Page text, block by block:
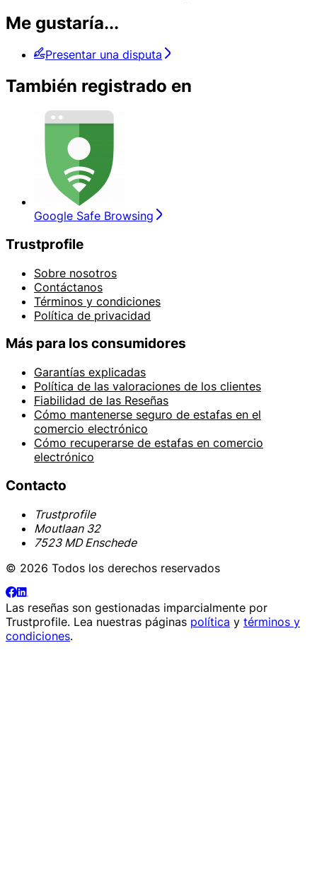
Me gustaría...
Presentar una disputa
También registrado en
Google Safe Browsing
Trustprofile
Sobre nosotros
Contáctanos
Términos y condiciones
Política de privacidad
Más para los consumidores
Garantías explicadas
Política de las valoraciones de los clientes
Fiabilidad de las Reseñas
Cómo mantenerse seguro de estafas en el
comercio electrónico
Cómo recuperarse de estafas en comercio
electrónico
Contacto
Trustprofile
Moutlaan 32
7523 MD Enschede
© 2026 Todos los derechos reservados
Las reseñas son gestionadas imparcialmente por
Trustprofile. Lea nuestras páginas política y términos y
condiciones.